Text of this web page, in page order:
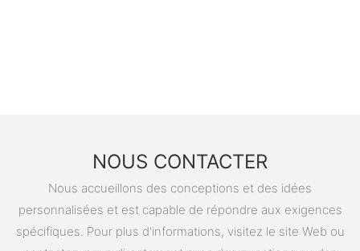
NOUS CONTACTER
Nous accueillons des conceptions et des idées
personnalisées et est capable de répondre aux exigences
spécifiques. Pour plus d'informations, visitez le site Web ou